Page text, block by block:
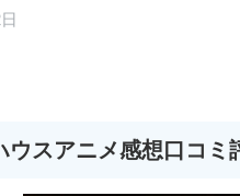
ウスアニメ感想口コミ